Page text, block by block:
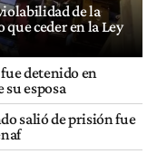
de la
ceder en la Ley
detenido en
su esposa
salió de prisión fue